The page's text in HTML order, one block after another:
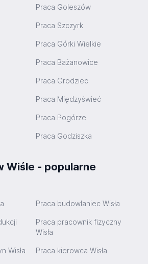
Praca Goleszów
Praca Szczyrk
Praca Górki Wielkie
Praca Bażanowice
Praca Grodziec
Praca Międzyświeć
Praca Pogórze
Praca Godziszka
Wiśle - popularne
Praca budowlaniec Wisła
Praca pracownik fizyczny
Wisła
Wisła Praca kierowca Wisła